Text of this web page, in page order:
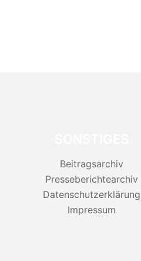
Beitragsarchiv
Presseberichtearchiv
Datenschutzerklärung
Impressum